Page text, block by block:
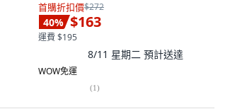
首購折扣價$272
40% $163
運費 $195
8/11 星期二 預計送達
WOW免運
(1)